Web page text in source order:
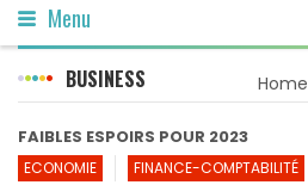
Menu
BUSINESS Home
FAIBLES ESPOIRS POUR 2023
ECONOMIE FINANCE-COMPTABILITÉ